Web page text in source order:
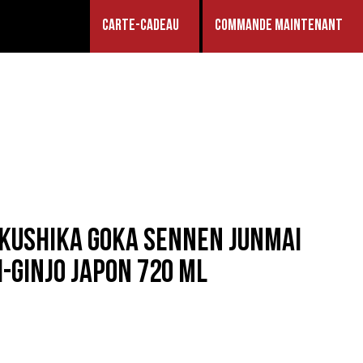
CARTE-CADEAU COMMANDE MAINTENANT
GOKA SENNEN JUNMAI
GINJO JAPON 720 ML